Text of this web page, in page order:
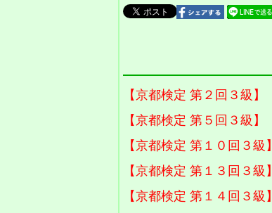
【京都検定 第２回３級】
【京都検定 第５回３級】
【京都検定 第１０回３級】
【京都検定 第１３回３級】
【京都検定 第１４回３級】